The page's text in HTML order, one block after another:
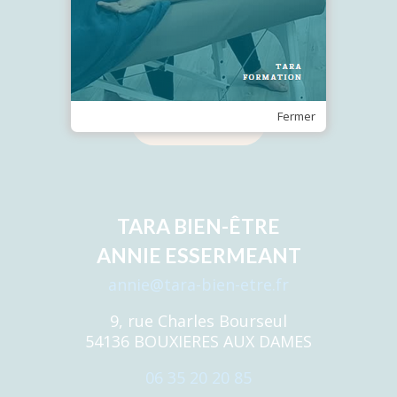
Recevez notre Newsletter
TARA BIEN-ÊTRE
ANNIE ESSERMEANT
annie@tara-bien-etre.fr
9, rue Charles Bourseul
54136 BOUXIERES AUX DAMES
06 35 20 20 85
Fermer